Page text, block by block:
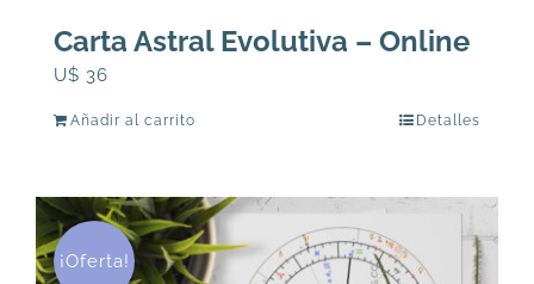
Carta Astral Evolutiva – Online
U$ 36
Añadir al carrito Detalles
¡Oferta!